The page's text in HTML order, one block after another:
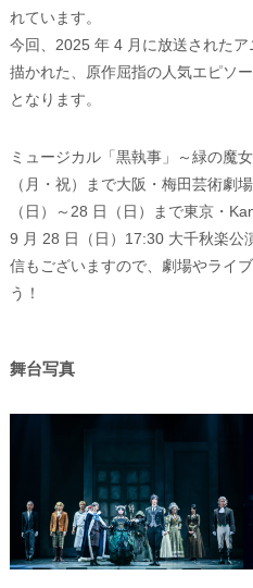
れています。
今回、2025 年 4 月に放送された
描かれた、原作屈指の人気エピソ
となります。
ミュージカル「黒執事」～緑の魔
（月・祝）まで大阪・梅田芸術劇
（日）～28 日（日）まで東京・
9 月 28 日（日）17:30 大千秋楽公
信もございますので、劇場やライ
う！
舞台写真